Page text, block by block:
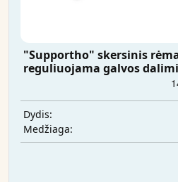
"Supportho" skersinis
reguliuojama galvos dalimi
Dydis:
Medžiaga: